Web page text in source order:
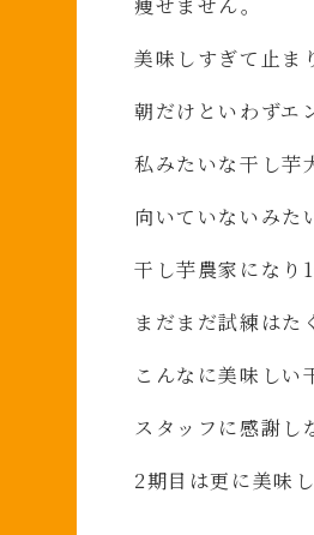
美味しすぎて止ま
朝だけといわずエ
私みたいな干し芋
向いていないみた
干し芋農家になり 1
まだまだ試練はた
こんなに美味しい
スタッフに感謝し
2期目は更に美味